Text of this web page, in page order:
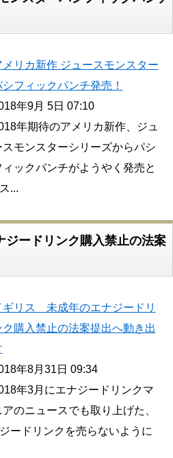
メリカ新作 ジュースモンスター
シフィックパンチ発売！
年9月 5日 07:10
年期待のアメリカ新作、ジュ
スモンスターシリーズからパシ
ィックパンチがようやく発売と
...
ードリンク購入禁止の法案
ギリス 未成年のエナジードリ
ク購入禁止の法案提出へ動き出
年8月31日 09:34
年3月にエナジードリンクマ
アのニュースでも取り上げた、
ードリンクを売らないように